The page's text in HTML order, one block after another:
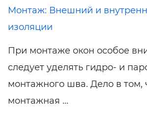
Монтаж: Внешний и
изоляции
При монтаже окон особое
следует уделять гидро- и
монтажного шва. Дело в том,
монтажная ...